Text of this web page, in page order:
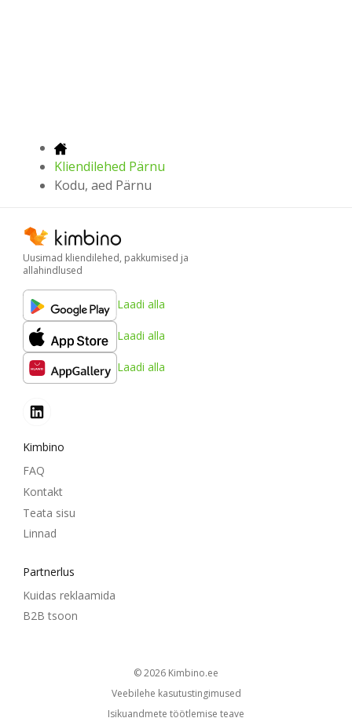
Kliendilehed Pärnu
Kodu, aed Pärnu
Uusimad kliendilehed, pakkumised ja
allahindlused
Laadi alla
Laadi alla
Laadi alla
Kimbino
FAQ
Kontakt
Teata sisu
Linnad
Partnerlus
Kuidas reklaamida
B2B tsoon
© 2026
kimbino.ee
Veebilehe kasutustingimused
Isikuandmete töötlemise teave